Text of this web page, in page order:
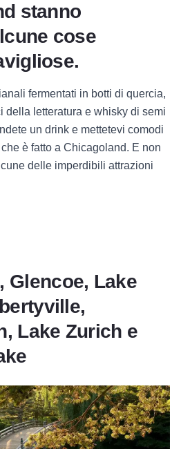
stanno
cose
fermentati in botti di quercia,
della letteratura e whisky di semi
un drink e mettetevi comodi
è fatto a Chicagoland. E non
delle imperdibili attrazioni
Glencoe, Lake
Lake Zurich e